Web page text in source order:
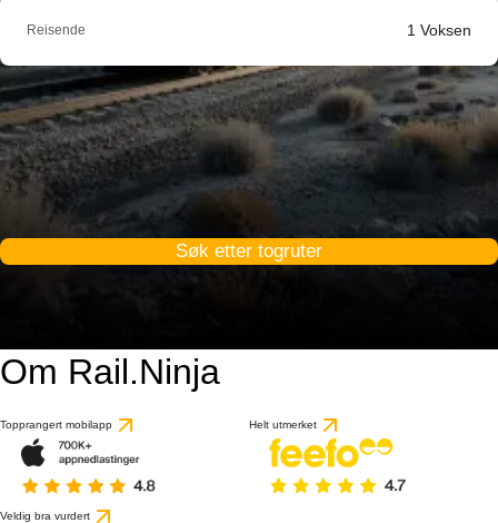
Reisende 1 Voksen
Søk etter togruter
Om Rail.Ninja
Topprangert mobilapp Helt utmerket
Veldig bra vurdert